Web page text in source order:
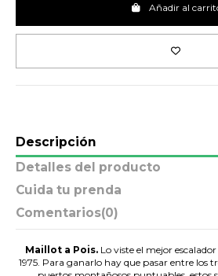
Añadir al
Descripción
Detalles del producto
Cuida tu prenda
Comentarios(0)
Maillot a Pois. Lo viste el mejor
1975. Para ganarlo hay que pasar entre los